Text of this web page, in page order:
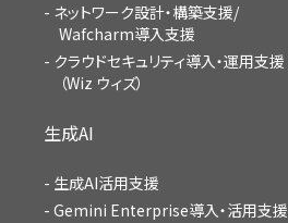
ネットワーク設計・構築支援/
Wafcharm導入支援
クラウドセキュリティ導入・運用支援
（Wiz ウィズ）
生成AI
生成AI活用支援
Gemini Enterprise導入・活用支援